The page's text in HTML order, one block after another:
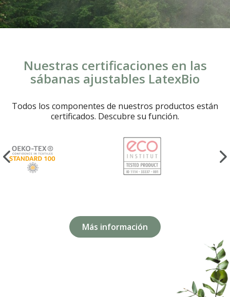
Nuestras certificaciones en las
sábanas ajustables LatexBio
Todos los componentes de nuestros productos están
certificados. Descubre su función.
Más información